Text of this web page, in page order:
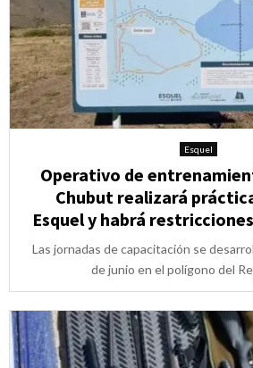
Esquel
Operativo de
Chubut realizará
Esquel y habrá
Las jornadas de capacitación se
de junio en el polígono del